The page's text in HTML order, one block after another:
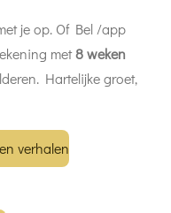
je op. Of Bel /app
met8 weken
Hartelijke groet,
verhalen